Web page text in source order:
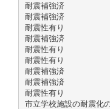
耐震補強済
耐震補強済
耐震性有り
耐震補強済
耐震性有り
耐震性有り
耐震補強済
耐震補強済
耐震性有り
市立学校施設の耐震化